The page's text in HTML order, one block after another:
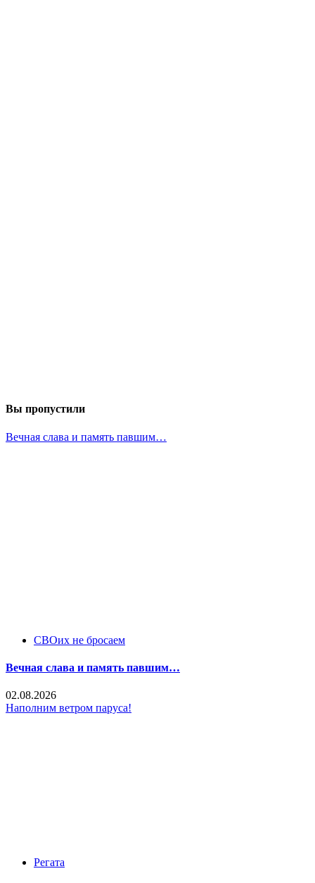
Вы пропустили
Вечная слава и память павшим…
СВОих не бросаем
Вечная слава и память павшим…
02.08.2026
Наполним ветром паруса!
Регата